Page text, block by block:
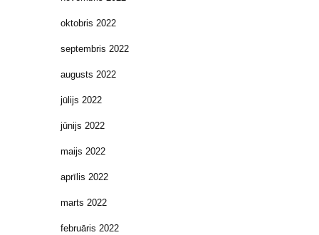
oktobris 2022
septembris 2022
augusts 2022
jūlijs 2022
jūnijs 2022
maijs 2022
aprīlis 2022
marts 2022
februāris 2022